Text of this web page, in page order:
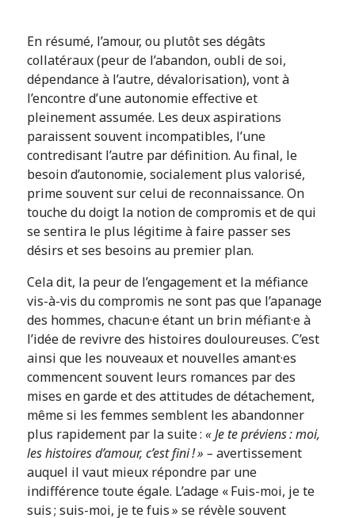
En résumé, l’amour, ou plutôt ses dégâts
collatéraux (peur de l’abandon, oubli de soi,
dépendance à l’autre, dévalorisation), vont à
l’encontre d’une autonomie effective et
pleinement assumée. Les deux aspirations
paraissent souvent incompatibles, l’une
contredisant l’autre par définition. Au final, le
besoin d’autonomie, socialement plus valorisé,
prime souvent sur celui de reconnaissance. On
touche du doigt la notion de compromis et de qui
se sentira le plus légitime à faire passer ses
désirs et ses besoins au premier plan.
Cela dit, la peur de l’engagement et la méfiance
vis-à-vis du compromis ne sont pas que l’apanage
des hommes, chacun·e étant un brin méfiant·e à
l’idée de revivre des histoires douloureuses. C’est
ainsi que les nouveaux et nouvelles amant·es
commencent souvent leurs romances par des
mises en garde et des attitudes de détachement,
même si les femmes semblent les abandonner
plus rapidement par la suite : « Je te préviens : moi,
les histoires d’amour, c’est fini ! » – avertissement
auquel il vaut mieux répondre par une
indifférence toute égale. L’adage « Fuis-moi, je te
suis ; suis-moi, je te fuis » se révèle souvent